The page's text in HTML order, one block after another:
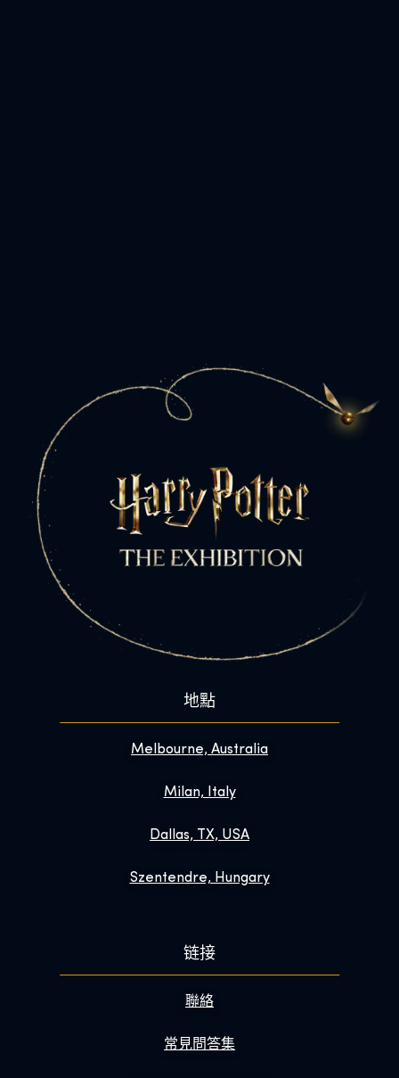
地點
Melbourne, Australia
Milan, Italy
Dallas, TX, USA
Szentendre, Hungary
链接
聯絡
常見問答集